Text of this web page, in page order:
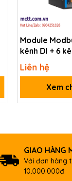
Module
kênh DI + 6
3onedata
6IO(DI)-
48VDC)
Liên hệ
Xem
GIAO HÀNG
Với đơn hàng
10.000.000đ